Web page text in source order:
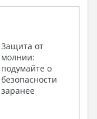
Защита от
молнии:
подумайте о
безопасности
заранее